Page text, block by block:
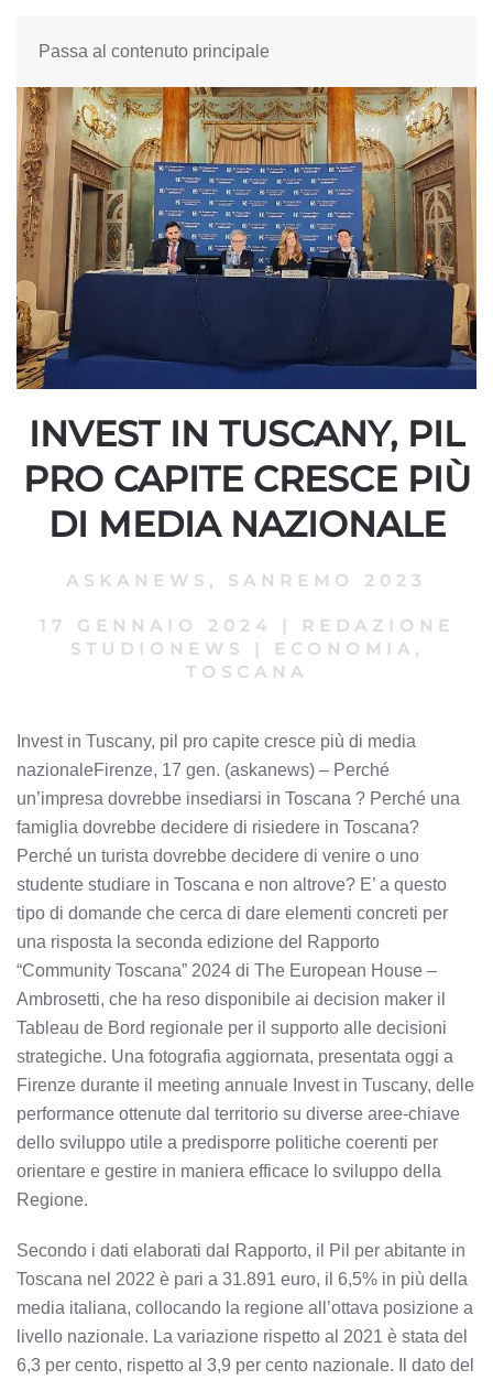
Passa al contenuto principale
INVEST IN TUSCANY, PIL
PRO CAPITE CRESCE PIÙ
DI MEDIA NAZIONALE
ASKANEWS , SANREMO 2023
17 GENNAIO 2024
REDAZIONE
STUDIONEWS
ECONOMIA,
TOSCANA
Invest in Tuscany, pil pro capite cresce più di media
nazionaleFirenze, 17 gen. (askanews) – Perché
un’impresa dovrebbe insediarsi in Toscana ? Perché una
famiglia dovrebbe decidere di risiedere in Toscana?
Perché un turista dovrebbe decidere di venire o uno
studente studiare in Toscana e non altrove? E’ a questo
tipo di domande che cerca di dare elementi concreti per
una risposta la seconda edizione del Rapporto
“Community Toscana” 2024 di The European House –
Ambrosetti, che ha reso disponibile ai decision maker il
Tableau de Bord regionale per il supporto alle decisioni
strategiche. Una fotografia aggiornata, presentata oggi a
Firenze durante il meeting annuale Invest in Tuscany, delle
performance ottenute dal territorio su diverse aree-chiave
dello sviluppo utile a predisporre politiche coerenti per
orientare e gestire in maniera efficace lo sviluppo della
Regione.
Secondo i dati elaborati dal Rapporto, il Pil per abitante in
Toscana nel 2022 è pari a 31.891 euro, il 6,5% in più della
media italiana, collocando la regione all’ottava posizione a
livello nazionale. La variazione rispetto al 2021 è stata del
6,3 per cento, rispetto al 3,9 per cento nazionale. Il dato del